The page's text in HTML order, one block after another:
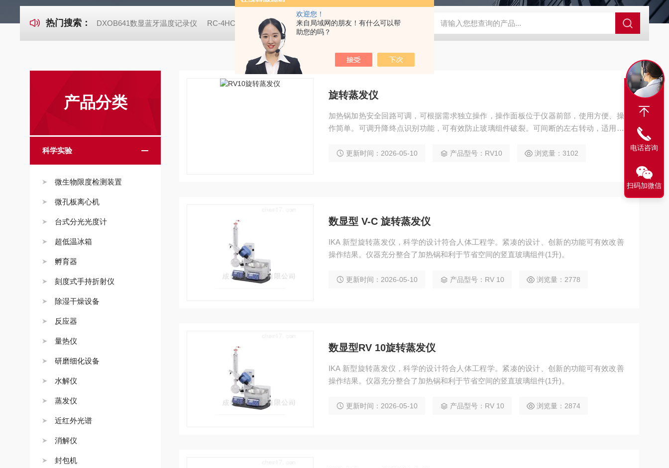
欢迎您！
来自局域网的朋友！有什么可以帮
助您的吗？
热门搜索： DXOB641数显蓝牙温度记录仪 RC-4HC RC-4HA温湿度记录仪 多样品平行蒸发仪多样品平行蒸发仪 SBD-100B SBD-100D成都漏氯报警仪 漏氯报警器 漏氯检测仪
产品分类
科学实验
微生物限度检测装置
微孔板离心机
台式分光光度计
超低温冰箱
孵育器
刻度式手持折射仪
除湿干燥设备
反应器
量热仪
研磨细化设备
水解仪
蒸发仪
近红外光谱
消解仪
封包机
旋转蒸发仪
加热锅加热安全回路可调，可根据需求独立操作，操作面板位于仪器前部，使用方便、操
作简单。可调升降终点识别功能，可有效防止玻璃组件破裂。可间断的左右转动，适用于
更新时间：2026-05-10 产品型号：RV10 浏览量：3102
数显型 V-C 旋转蒸发仪
IKA 新型旋转蒸发仪，科学的设计符合人体工程学。紧凑的设计、创新的功能可有效改善
操作结果。仪器充分整合了加热锅和利于节省空间的竖直玻璃组件(1升)。
更新时间：2026-05-10 产品型号：RV 10 浏览量：2778
数显型RV 10旋转蒸发仪
IKA 新型旋转蒸发仪，科学的设计符合人体工程学。紧凑的设计、创新的功能可有效改善
操作结果。仪器充分整合了加热锅和利于节省空间的竖直玻璃组件(1升)。
更新时间：2026-05-10 产品型号：RV 10 浏览量：2874
电话咨询
扫码加微信